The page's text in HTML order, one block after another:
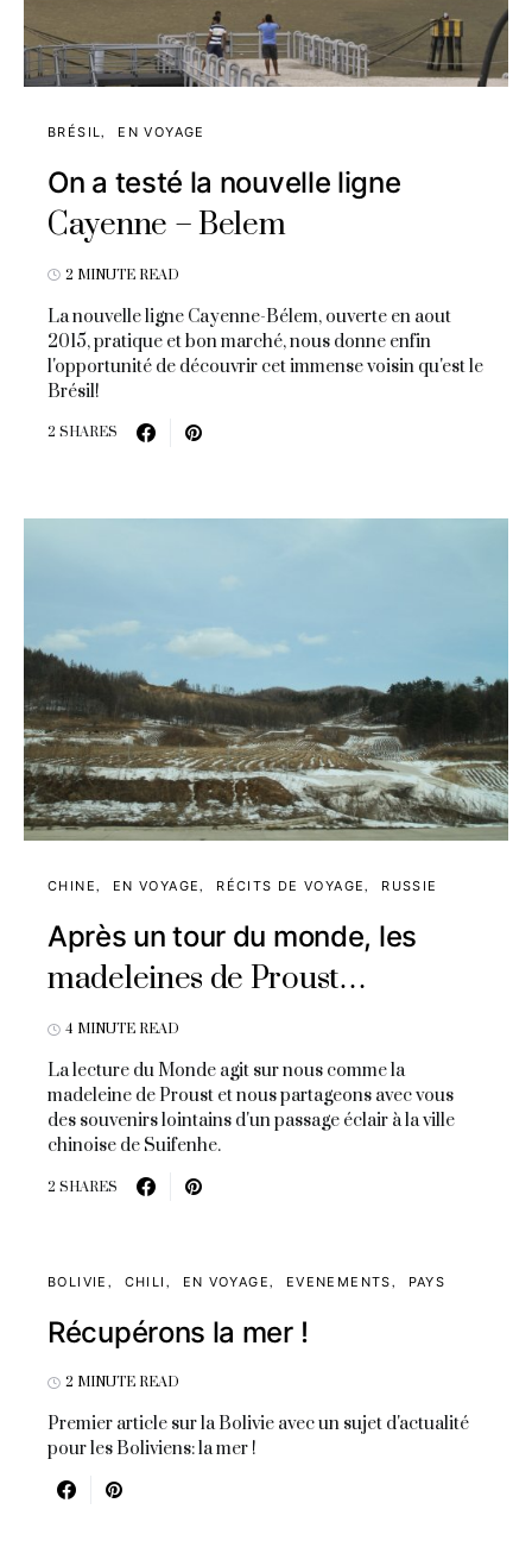
BRÉSIL EN VOYAGE
On a testé la nouvelle ligne
Cayenne – Belem
2 MINUTE READ
La nouvelle ligne Cayenne-Bélem, ouverte en aout
2015, pratique et bon marché, nous donne enfin
l'opportunité de découvrir cet immense voisin qu'est le
Brésil!
2 SHARES
CHINE EN VOYAGE RÉCITS DE VOYAGE RUSSIE
Après un tour du monde, les
madeleines de Proust…
4 MINUTE READ
La lecture du Monde agit sur nous comme la
madeleine de Proust et nous partageons avec vous
des souvenirs lointains d'un passage éclair à la ville
chinoise de Suifenhe.
2 SHARES
BOLIVIE CHILI EN VOYAGE EVENEMENTS PAYS
Récupérons la mer !
2 MINUTE READ
Premier article sur la Bolivie avec un sujet d'actualité
pour les Boliviens: la mer !